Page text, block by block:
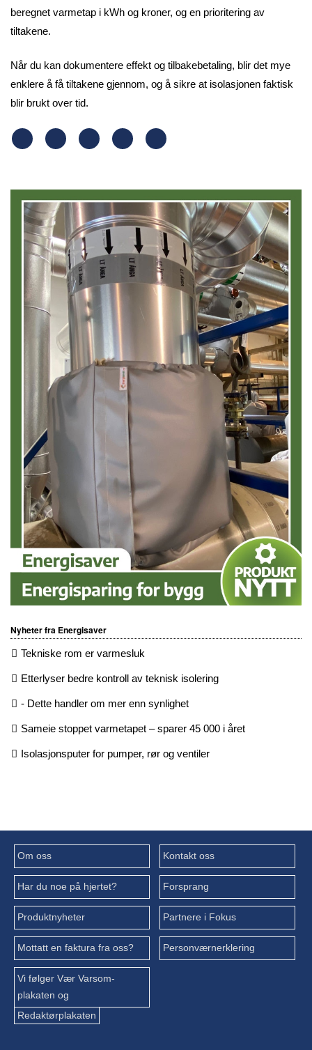
beregnet varmetap i kWh og kroner, og en prioritering av
tiltakene.
Når du kan dokumentere effekt og tilbakebetaling, blir det mye
enklere å få tiltakene gjennom, og å sikre at isolasjonen faktisk
blir brukt over tid.
Nyheter fra Energisaver
Tekniske rom er varmesluk
Etterlyser bedre kontroll av teknisk isolering
- Dette handler om mer enn synlighet
Sameie stoppet varmetapet – sparer 45 000 i året
Isolasjonsputer for pumper, rør og ventiler
Om oss Kontakt oss
Har du noe på hjertet? Forsprang
Produktnyheter Partnere i Fokus
Mottatt en faktura fra oss? Personværnerklering
Vi følger Vær Varsom-
plakaten og
Redaktørplakaten